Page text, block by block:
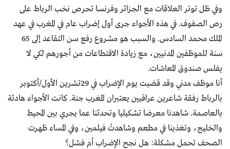
وفي ظل توتر العلاقات مع الجزائر وفرنسا تحرص نخب الرباط على
رص الصفوف. في هذه الأجواء جرى أول إضراب عام في المغرب في عهد
الملك محمد السادس. والسبب هو مشروع رفع سن التقاعد إلى 65
سنة للموظفين المدنيين، مع زيادة الاقتطاعات من أجورهم لكي لا
يفلس صندوق المعاشات.
أنا موظف مدني وقد قضيت يوم الإضراب في 29تشرين الأول/أكتوبر
بالرباط رفقة شاعرين عراقيين يعتبران المغرب جنة. كانت الأجواء هادئة
بالعاصمة. شاهدنا معرضا تشكيليا وتحدثنا عما يجري بين المحيط
والخليج، وتغذينا في مطعم وشاهدتُ فيلمين، وفي المساء ظهرت
الصحف تحمل مشكلة: هل نجح الإضراب أم فشل؟